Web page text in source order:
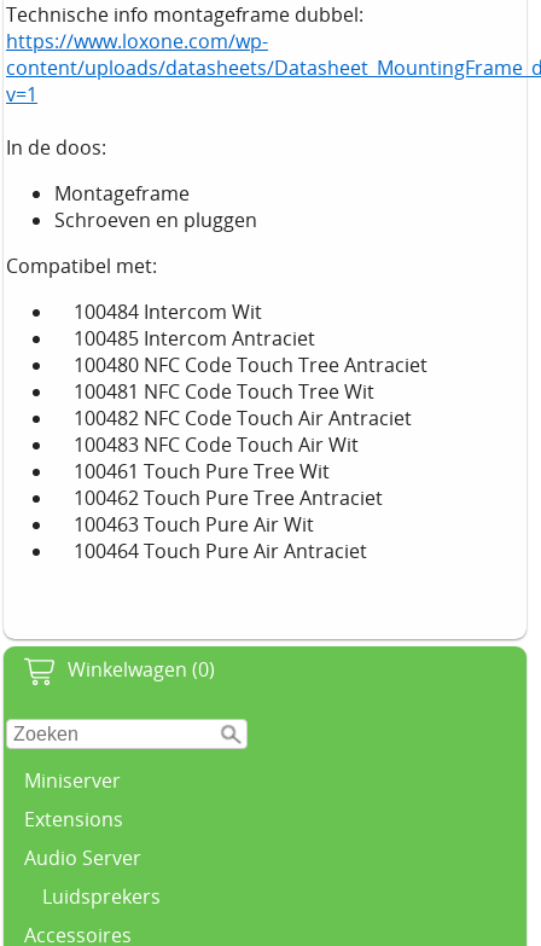
Winkelwagen (0)
Miniserver
Extensions
Audio Server
Luidsprekers
Accessoires
Technische info montageframe dubbel:
https://www.loxone.com/wp-
content/uploads/datasheets/
v=1
In de doos:
Montageframe
Schroeven en pluggen
Compatibel met:
100484 Intercom Wit
100485 Intercom Antraciet
100480 NFC Code Touch Tree Antraciet
100481 NFC Code Touch Tree Wit
100482 NFC Code Touch Air Antraciet
100483 NFC Code Touch Air Wit
100461 Touch Pure Tree Wit
100462 Touch Pure Tree Antraciet
100463 Touch Pure Air Wit
100464 Touch Pure Air Antraciet